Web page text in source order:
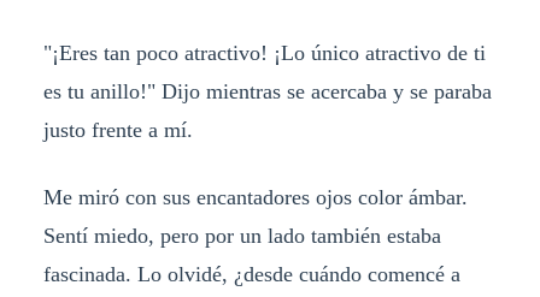
"¡Eres tan poco atractivo! ¡Lo único atractivo de ti
es tu anillo!" Dijo mientras se acercaba y se paraba
justo frente a mí.
Me miró con sus encantadores ojos color ámbar.
Sentí miedo, pero por un lado también estaba
fascinada. Lo olvidé, ¿desde cuándo comencé a